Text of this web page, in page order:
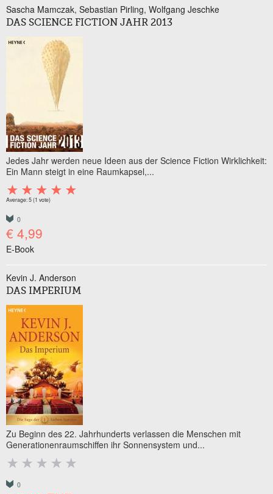
Sascha Mamczak Sebastian Pirling Wolfgang Jeschke
DAS SCIENCE FICTION JAHR 2013
Jedes Jahr werden neue Ideen aus der Science Fiction Wirklichkeit:
Ein Mann steigt in eine Raumkapsel,...
Average:5(1 vote)
0
€ 4,99
E-Book
Kevin J. Anderson
DAS IMPERIUM
Zu Beginn des 22. Jahrhunderts verlassen die Menschen mit
Generationenraumschiffen ihr Sonnensystem und...
0